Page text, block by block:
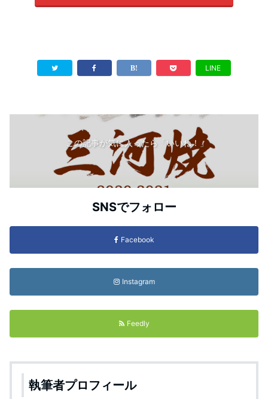
LINE
この記事が気に入ったら「いいね！」
SNSでフォロー
Facebook
Instagram
Feedly
執筆者プロフィール